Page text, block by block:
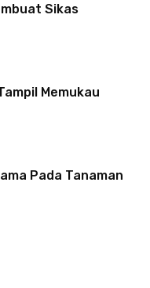
Sikas
Memukau
Pada Tanaman